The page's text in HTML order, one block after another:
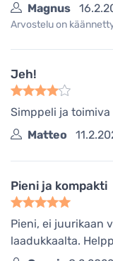
Magnus
Arvostelu on
Jeh!
Simppeli ja
Matteo
Pieni ja kompakti
Pieni, ei juurikaan
laadukkaalta.